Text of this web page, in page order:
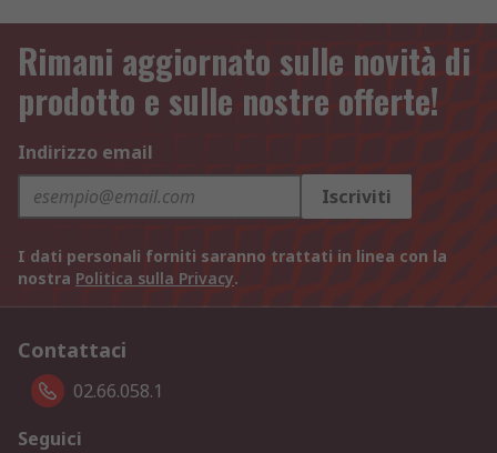
Rimani aggiornato sulle novità di
prodotto e sulle nostre offerte!
Indirizzo email
Iscriviti
I dati personali forniti saranno trattati in linea con la
nostra Politica sulla Privacy.
Contattaci
02.66.058.1
Seguici